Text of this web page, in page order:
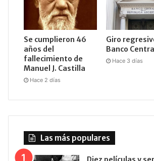
Se cumplieron 46
años del
fallecimiento de
Manuel J. Castilla
Hace 2 días
Giro
Banco Central
Hace 3 días
Las más populares